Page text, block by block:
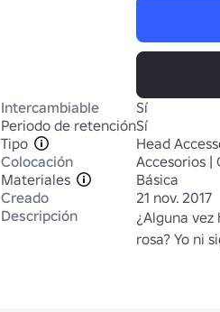
Intercambiable
Sí
Periodo de retenciónSí
Tipo
Head
Colocación
Accesorios |
Materiales
Básica
Creado
21 nov. 2017
Descripción
¿Alguna
rosa? Yo ni